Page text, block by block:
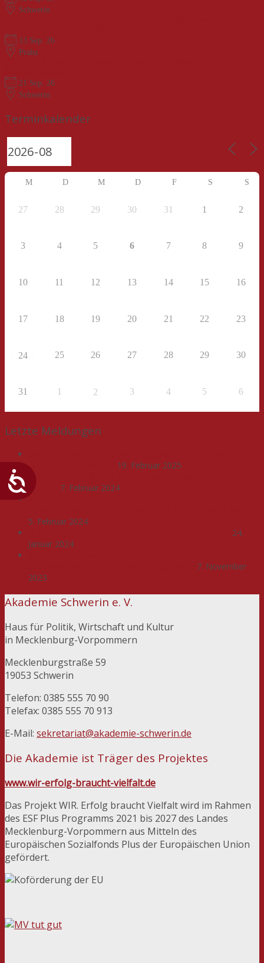
Schwerin
13 Sep. 26
Praha
21 Sep. 26
Schwerin
Terminkalender
M D M D F S S
27 28 29 30 31 1 2
3 4 5 6 7 8 9
10 11 12 13 14 15 16
17 18 19 20 21 22 23
24 25 26 27 28 29 30
31 1 2 3 4 5 6
Letzte Meldungen
in der IHK zu Schwerin!
19. Februar 2025
Ausstellungseröffnung und Abendveranstaltung am 27.
Februar
7. Februar 2024
Aktiv und entschlossen für unsere Demokratie: Akademie
5. Februar 2024
24.
Januar 2024
7. November
2023
Akademie Schwerin e. V.
Haus für Politik, Wirtschaft und Kultur
in Mecklenburg-Vorpommern
Mecklenburgstraße 59
19053 Schwerin
Telefon: 0385 555 70 90
Telefax: 0385 555 70 913
E-Mail: sekretariat@akademie-schwerin.de
Die Akademie ist Träger des Projektes
www.wir-erfolg-braucht-vielfalt.de
Das Projekt WIR. Erfolg braucht Vielfalt wird im Rahmen
des ESF Plus Programms 2021 bis 2027 des Landes
Mecklenburg-Vorpommern aus Mitteln des
Europäischen Sozialfonds Plus der Europäischen Union
gefördert.